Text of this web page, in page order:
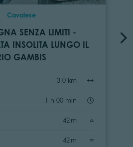
Cavalese
SENZA LIMITI -
INSOLITA LUNGO IL
GAMBIS
3,0 km
1 h 00 min
42 m
42 m